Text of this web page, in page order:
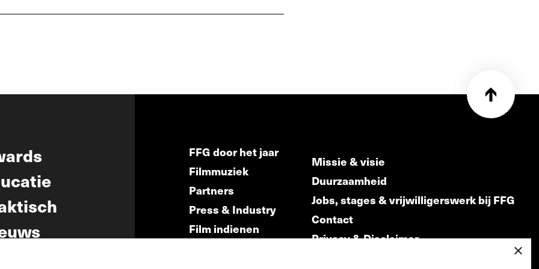
FFG door het jaar
Filmmuziek
Partners
Press & Industry
Film indienen
Missie & visie
Duurzaamheid
Jobs, stages & vrijwilligerswerk bij FFG
Contact
Privacy & Disclaimer
×